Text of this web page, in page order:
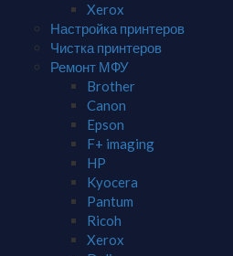
Xerox
Настройка принтеров
Чистка принтеров
Ремонт МФУ
Brother
Canon
Epson
F+ imaging
HP
Kyocera
Pantum
Ricoh
Xerox